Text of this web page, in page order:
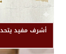
أشرف مفيد